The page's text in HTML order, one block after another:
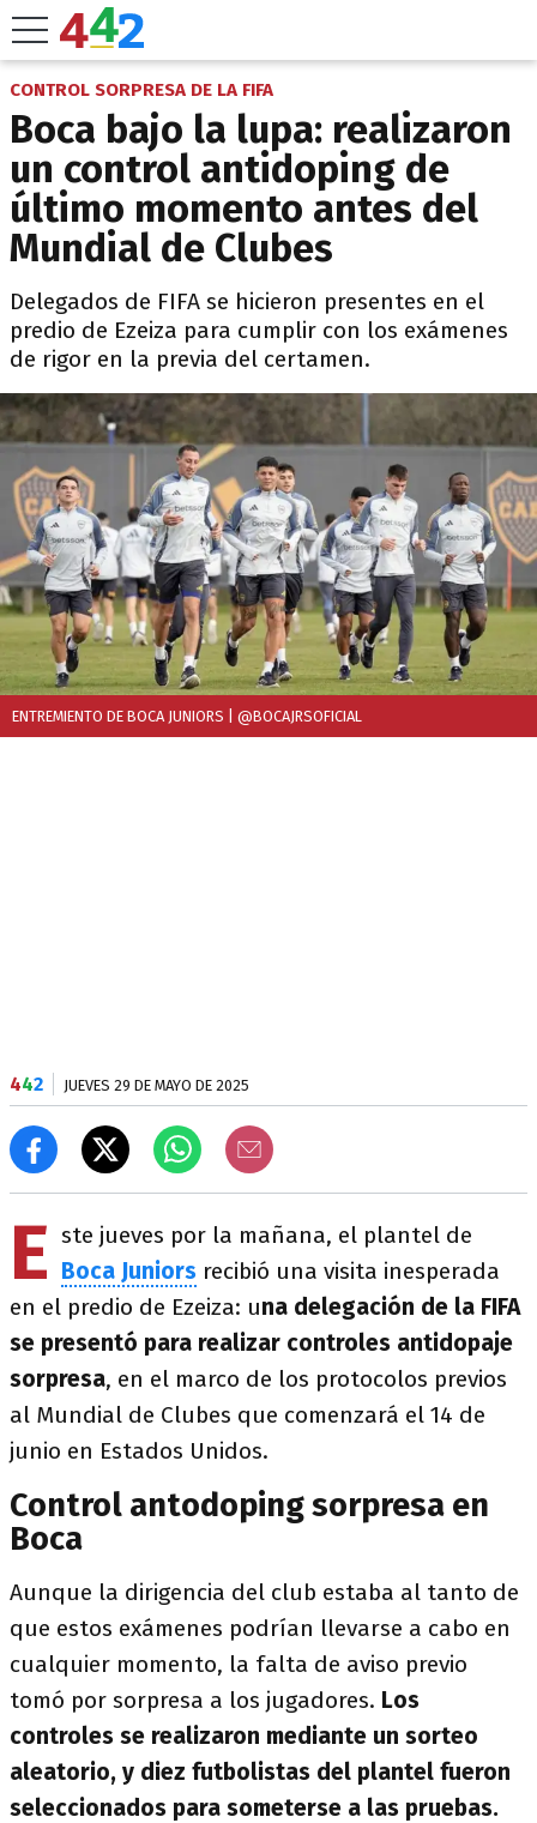
CONTROL SORPRESA DE LA FIFA
Boca bajo la lupa: realizaron
un control antidoping de
último momento antes del
Mundial de Clubes
Delegados de FIFA se hicieron presentes en el
predio de Ezeiza para cumplir con los exámenes
de rigor en la previa del certamen.
ENTREMIENTO DE BOCA JUNIORS | @BOCAJRSOFICIAL
442 JUEVES 29 DE MAYO DE 2025
E ste jueves por la mañana, el plantel de
Boca Juniors recibió una visita inesperada
en el predio de Ezeiza: una delegación de la FIFA
se presentó para realizar controles antidopaje
sorpresa, en el marco de los protocolos previos
al Mundial de Clubes que comenzará el 14 de
junio en Estados Unidos.
Control antodoping sorpresa en
Boca
Aunque la dirigencia del club estaba al tanto de
que estos exámenes podrían llevarse a cabo en
cualquier momento, la falta de aviso previo
tomó por sorpresa a los jugadores. Los
controles se realizaron mediante un sorteo
aleatorio, y diez futbolistas del plantel fueron
seleccionados para someterse a las pruebas.